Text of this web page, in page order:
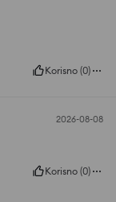
Korisno (0)
2026-08-08
Korisno (0)